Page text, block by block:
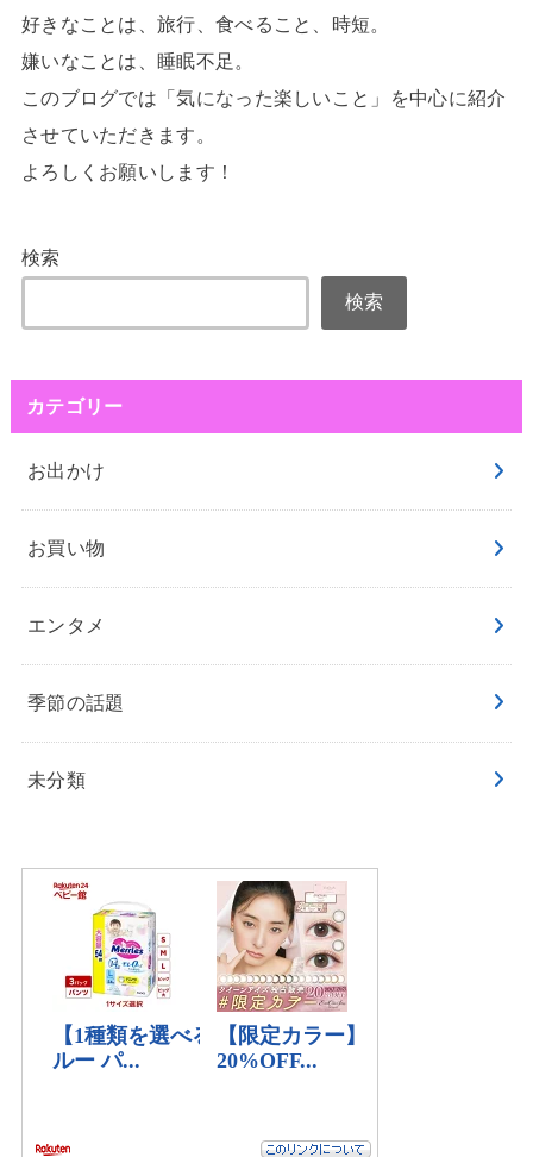
好きなことは、旅行、食べること、時短。
嫌いなことは、睡眠不足。
このブログでは「気になった楽しいこと」を中心に紹介
させていただきます。
よろしくお願いします！
検索
検索
カテゴリー
お出かけ
お買い物
エンタメ
季節の話題
未分類